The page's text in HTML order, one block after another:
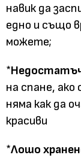
навик да
едно и също
можете;
*
на спане, ако
няма как да
красиви
*Лошо